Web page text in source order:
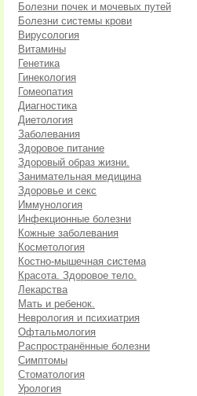
Болезни почек и мочевых путей
Болезни системы крови
Вирусология
Витамины
Генетика
Гинекология
Гомеопатия
Диагностика
Диетология
Заболевания
Здоровое питание
Здоровый образ жизни.
Занимательная медицина
Здоровье и секс
Иммунология
Инфекционные болезни
Кожные заболевания
Косметология
Костно-мышечная система
Красота. Здоровое тело.
Лекарства
Мать и ребенок.
Неврология и психиатрия
Офтальмология
Распространённые болезни
Симптомы
Стоматология
Урология